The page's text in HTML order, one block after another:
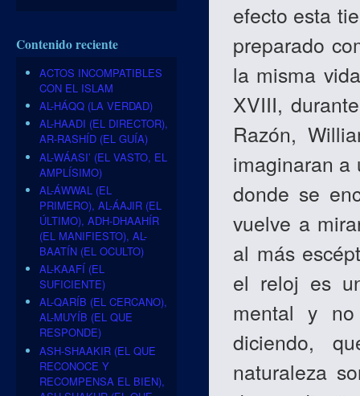
efecto esta
preparado
la misma
XVIII,
Razón,
imaginaran a
donde se
vuelve a
al más
el reloj es
mental y
diciendo,
naturaleza
Contenido reciente
ACTOS INCOMPATIBLES
CON EL ISLAM
AL-HÁQQ (LA VERDAD)
AL-HAADI (EL DIRECTOR),
AR-RASHÍD (EL GUÍA)
AL-WÁASI’ (EL VASTO, EL
AMPLÍSIMO)
AL-ÁWWAL (EL
PRIMERO), AL-ÁAJIR (EL
ÚLTIMO), ADH-DHAAHÍR
(EL MANIFIESTO), AL-
BAATÍN (EL OCULTO)
AL-KAAFÍ (EL
SUFICIENTE)
AL-QARÍB (EL CERCANO),
AL-MUYÍB (EL QUE
RESPONDE)
ASH-SHAAKIR (EL QUE
RECONOCE Y
RECOMPENSA EL BIEN),